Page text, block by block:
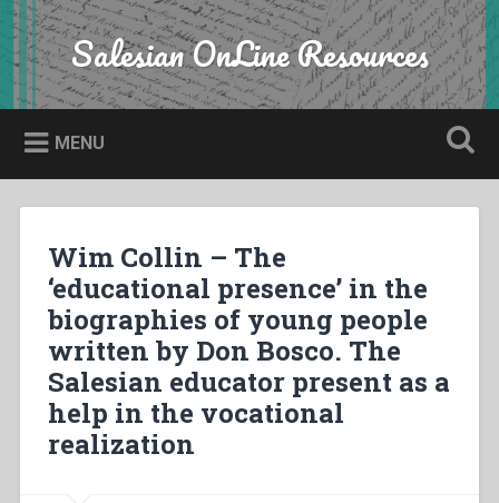
Skip
to
content
Search Salesian OnLine Resources
MENU
Wim Collin – The
‘educational presence’ in the
biographies of young people
written by Don Bosco. The
Salesian educator present as a
help in the vocational
realization